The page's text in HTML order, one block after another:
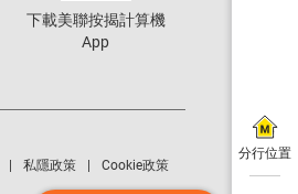
分行位置
下載美聯按揭計算機
App
私隱政策 Cookie政策